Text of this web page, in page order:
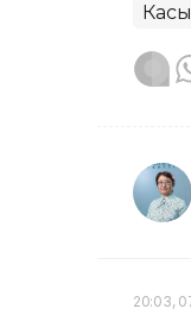
20:03,